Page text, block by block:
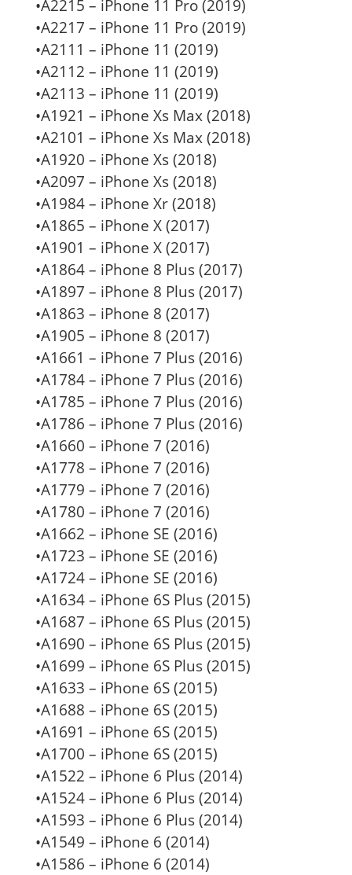
•A2215 – iPhone 11 Pro (2019)
•A2217 – iPhone 11 Pro (2019)
•A2111 – iPhone 11 (2019)
•A2112 – iPhone 11 (2019)
•A2113 – iPhone 11 (2019)
•A1921 – iPhone Xs Max (2018)
•A2101 – iPhone Xs Max (2018)
•A1920 – iPhone Xs (2018)
•A2097 – iPhone Xs (2018)
•A1984 – iPhone Xr (2018)
•A1865 – iPhone X (2017)
•A1901 – iPhone X (2017)
•A1864 – iPhone 8 Plus (2017)
•A1897 – iPhone 8 Plus (2017)
•A1863 – iPhone 8 (2017)
•A1905 – iPhone 8 (2017)
•A1661 – iPhone 7 Plus (2016)
•A1784 – iPhone 7 Plus (2016)
•A1785 – iPhone 7 Plus (2016)
•A1786 – iPhone 7 Plus (2016)
•A1660 – iPhone 7 (2016)
•A1778 – iPhone 7 (2016)
•A1779 – iPhone 7 (2016)
•A1780 – iPhone 7 (2016)
•A1662 – iPhone SE (2016)
•A1723 – iPhone SE (2016)
•A1724 – iPhone SE (2016)
•A1634 – iPhone 6S Plus (2015)
•A1687 – iPhone 6S Plus (2015)
•A1690 – iPhone 6S Plus (2015)
•A1699 – iPhone 6S Plus (2015)
•A1633 – iPhone 6S (2015)
•A1688 – iPhone 6S (2015)
•A1691 – iPhone 6S (2015)
•A1700 – iPhone 6S (2015)
•A1522 – iPhone 6 Plus (2014)
•A1524 – iPhone 6 Plus (2014)
•A1593 – iPhone 6 Plus (2014)
•A1549 – iPhone 6 (2014)
•A1586 – iPhone 6 (2014)